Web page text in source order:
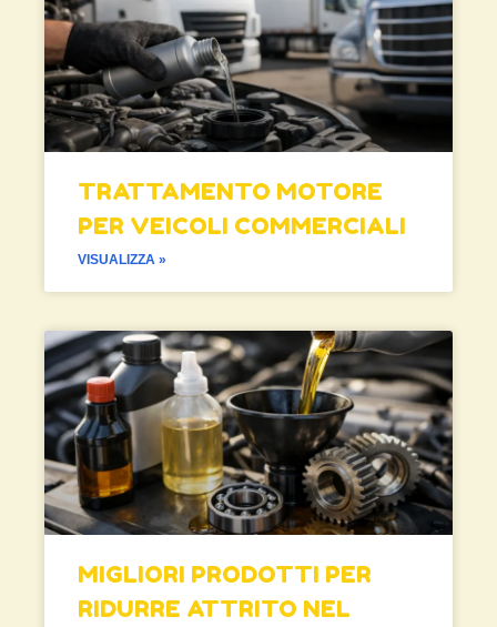
TRATTAMENTO MOTORE
PER VEICOLI COMMERCIALI
VISUALIZZA »
MIGLIORI PRODOTTI PER
RIDURRE ATTRITO NEL